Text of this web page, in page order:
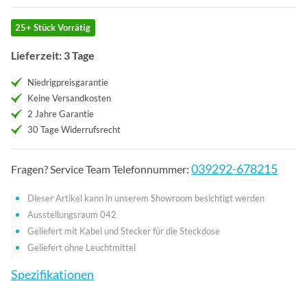
25+ Stück Vorrätig
Lieferzeit: 3 Tage
Niedrigpreisgarantie
Keine Versandkosten
2 Jahre Garantie
30 Tage Widerrufsrecht
Fragen? Service Team Telefonnummer: 039292-678215
Dieser Artikel kann in unserem Showroom besichtigt werden
Ausstellungsraum 042
Geliefert mit Kabel und Stecker für die Steckdose
Geliefert ohne Leuchtmittel
Spezifikationen